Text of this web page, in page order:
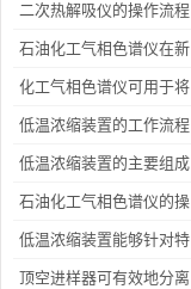
二次热解吸仪的操作流程
和使用注意事项
石油化工气相色谱仪在新
材料、新产品的研发中的
应用
化工气相色谱仪可用于将
样品引入色谱柱并推动分
离过程
低温浓缩装置的工作流程
及使用注意事项
低温浓缩装置的主要组成
部分及具体工作流程分析
石油化工气相色谱仪的操
作要点详细分析
低温浓缩装置能够针对特
定的目标组分进行有效浓
顶空进样器可有效地分离